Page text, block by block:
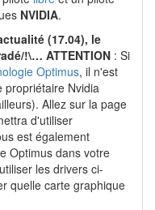
NVIDIA.
(17.04), le
!\… ATTENTION : Si
Optimus, il n'est
propriétaire Nvidia
Allez sur la page
d'utiliser
est également
Optimus dans votre
les drivers ci-
quelle carte graphique